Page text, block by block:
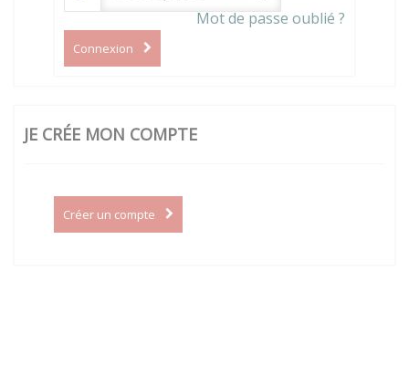
Mot de passe oublié ?
Connexion
JE CRÉE MON COMPTE
Créer un compte